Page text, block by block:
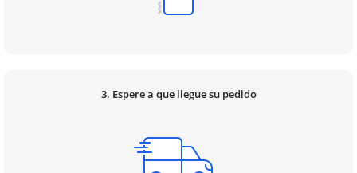
3. Espere a que llegue su pedido